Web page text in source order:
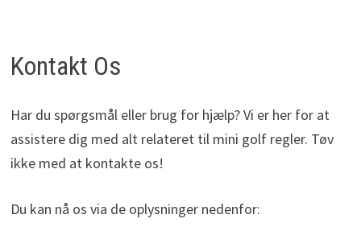
Kontakt Os
Har du spørgsmål eller brug for hjælp? Vi er her for at
assistere dig med alt relateret til mini golf regler. Tøv
ikke med at kontakte os!
Du kan nå os via de oplysninger nedenfor: